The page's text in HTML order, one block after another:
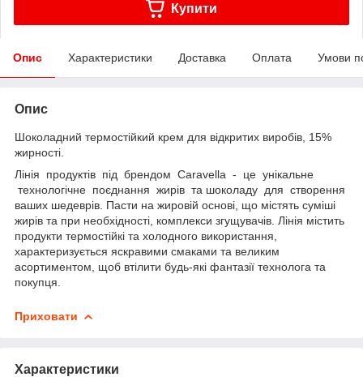
Купити
Опис Характеристики Доставка Оплата Умови
Опис
Шоколадний термостійкий крем для відкритих виробів, 15%
жирності.
Лінія продуктів під брендом Caravella - це унікальне
технологічне поєднання жирів та шоколаду для створення
ваших шедеврів. Пасти на жировій основі, що містять суміші
жирів та при необхідності, комплекси згущувачів. Лінія містить
продукти термостійкі та холодного використання,
характеризується яскравими смаками та великим
асортиментом, щоб втілити будь-які фантазії технолога та
покупця.
Приховати
Характеристики